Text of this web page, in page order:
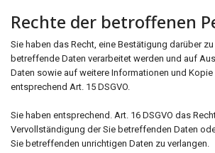
Rechte der betroffenen
Sie haben das Recht, eine Bestätigung darüber
betreffende Daten verarbeitet werden und auf
Daten sowie auf weitere Informationen und Kopie
entsprechend Art. 15 DSGVO.
Sie haben entsprechend. Art. 16 DSGVO das
Vervollständigung der Sie betreffenden Daten
Sie betreffenden unrichtigen Daten zu verlangen.